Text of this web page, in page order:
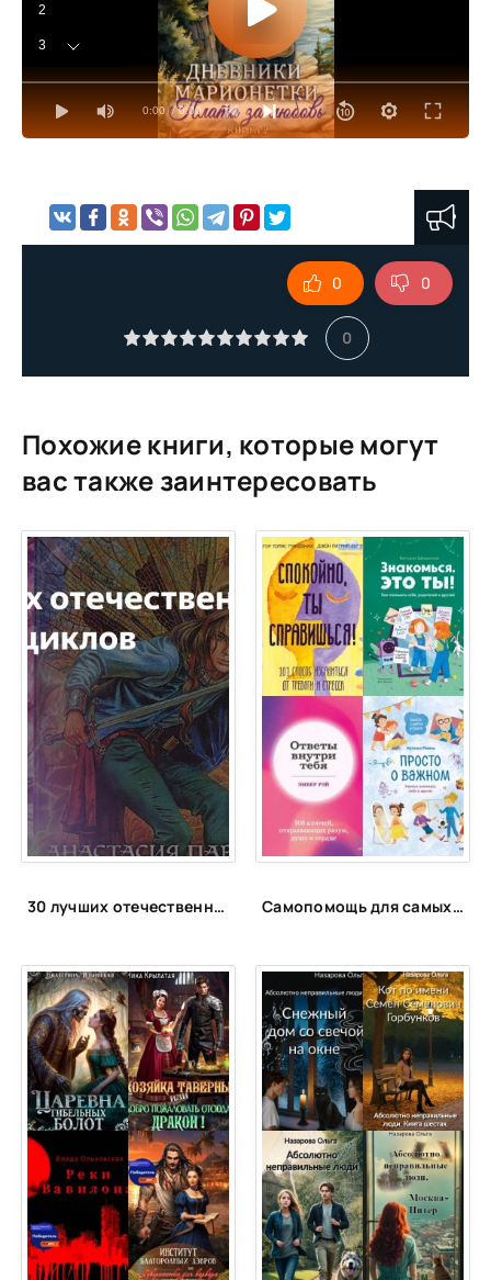
0:00 / 0:00
2
3
4
17
18
19
20
21
22
0
0 0
Похожие книги, которые могут
вас также заинтересовать
30 лучших отечественных фэнтези циклов Самопомощь для самых маленьких